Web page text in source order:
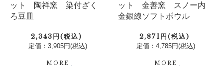
ット 陶祥窯 染付ざく
ろ豆皿
2,343円(税込)
定価：3,905円(税込)
MORE
ット 金善窯 スノー内
金銀線ソフトボウル
2,871円(税込)
定価：4,785円(税込)
MORE